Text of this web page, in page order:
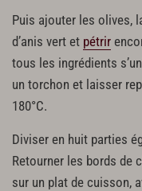
Puis ajouter les olives,
d’anis vert et pétrir
tous les ingrédients
un torchon et laisser
180°C.
Diviser en huit parties
Retourner les bords de
sur un plat de cuisson,